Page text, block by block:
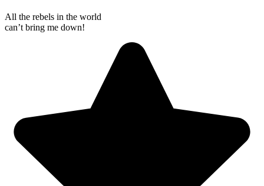
All the rebels in the world
can’t bring me down!